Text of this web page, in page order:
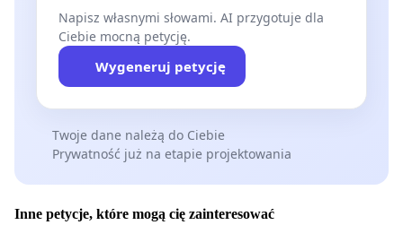
Napisz własnymi słowami. AI przygotuje dla
Ciebie mocną petycję.
Wygeneruj petycję
Twoje dane należą do Ciebie
Prywatność już na etapie projektowania
Inne petycje, które mogą cię zainteresować